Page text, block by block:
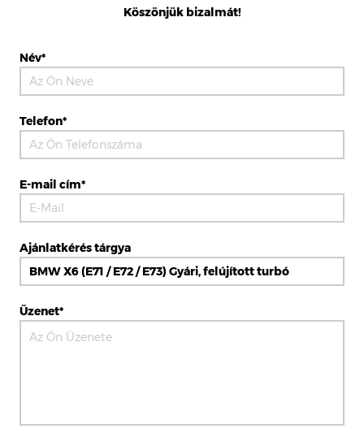
Köszönjük bizalmát!
Név*
Telefon*
E-mail cím*
Ajánlatkérés tárgya
Üzenet*